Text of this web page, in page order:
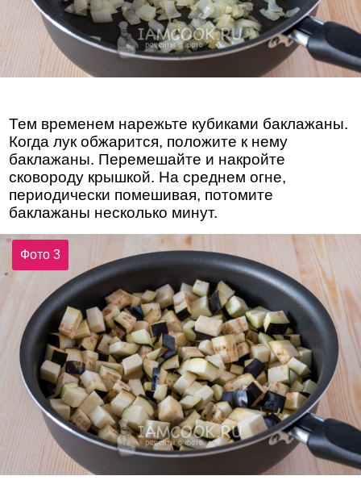
Тем временем нарежьте кубиками баклажаны.
Когда лук обжарится, положите к нему
баклажаны. Перемешайте и накройте
сковороду крышкой. На среднем огне,
периодически помешивая, потомите
баклажаны несколько минут.
Фото 3